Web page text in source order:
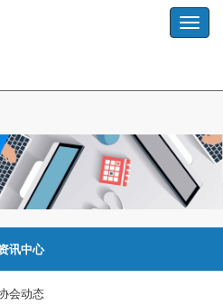
Toggle
讯中心
会动态